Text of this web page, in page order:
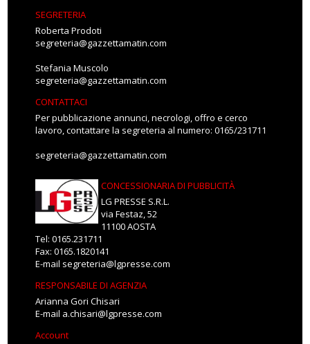
SEGRETERIA
Roberta Prodoti
segreteria@gazzettamatin.com
Stefania Muscolo
segreteria@gazzettamatin.com
CONTATTACI
Per pubblicazione annunci, necrologi, offro e cerco
lavoro, contattare la segreteria al numero: 0165/231711
segreteria@gazzettamatin.com
CONCESSIONARIA DI PUBBLICITÀ
LG PRESSE S.R.L.
via Festaz, 52
11100 AOSTA
Tel: 0165.231711
Fax: 0165.1820141
E-mail segreteria@lgpresse.com
RESPONSABILE DI AGENZIA
Arianna Gori Chisari
E-mail a.chisari@lgpresse.com
Account